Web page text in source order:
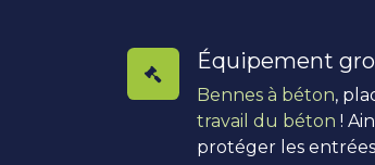
Équipement
Bennes à béton,
travail du béton !
protéger les